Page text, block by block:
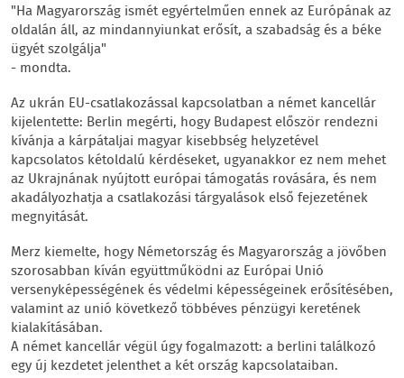
"Ha Magyarország ismét egyértelműen ennek az Európának az
oldalán áll, az mindannyiunkat erősít, a szabadság és a béke
ügyét szolgálja"
- mondta.
Az ukrán EU-csatlakozással kapcsolatban a német kancellár
kijelentette: Berlin megérti, hogy Budapest először rendezni
kívánja a kárpátaljai magyar kisebbség helyzetével
kapcsolatos kétoldalú kérdéseket, ugyanakkor ez nem mehet
az Ukrajnának nyújtott európai támogatás rovására, és nem
akadályozhatja a csatlakozási tárgyalások első fejezetének
megnyitását.
Merz kiemelte, hogy Németország és Magyarország a jövőben
szorosabban kíván együttműködni az Európai Unió
versenyképességének és védelmi képességeinek erősítésében,
valamint az unió következő többéves pénzügyi keretének
kialakításában.
A német kancellár végül úgy fogalmazott: a berlini találkozó
egy új kezdetet jelenthet a két ország kapcsolataiban.